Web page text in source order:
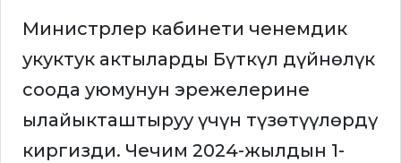
Министрлер кабинети ченемдик
укуктук актыларды Бүткүл дүйнөлүк
соода уюмунун эрежелерине
ылайыкташтыруу үчүн түзөтүүлөрдү
киргизди. Чечим 2024-жылдын 1-